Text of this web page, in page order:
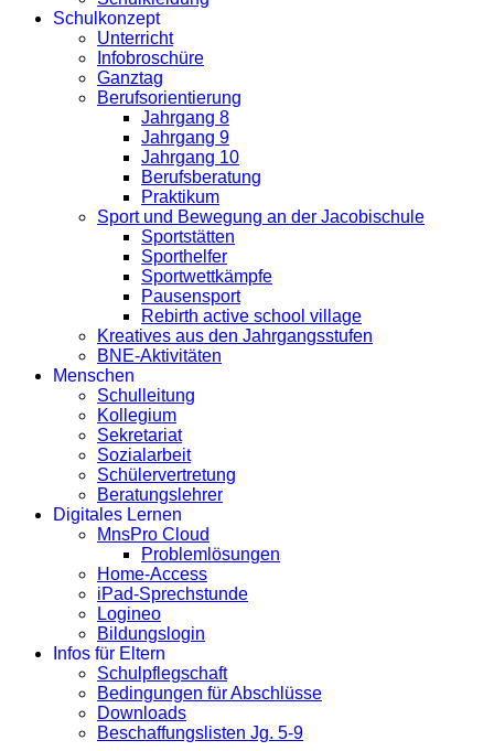
Schulkonzept
Unterricht
Infobroschüre
Ganztag
Berufsorientierung
Jahrgang 8
Jahrgang 9
Jahrgang 10
Berufsberatung
Praktikum
Sport und Bewegung an der Jacobischule
Sportstätten
Sporthelfer
Sportwettkämpfe
Pausensport
Rebirth active school village
Kreatives aus den Jahrgangsstufen
BNE-Aktivitäten
Menschen
Schulleitung
Kollegium
Sekretariat
Sozialarbeit
Schülervertretung
Beratungslehrer
Digitales Lernen
MnsPro Cloud
Problemlösungen
Home-Access
iPad-Sprechstunde
Logineo
Bildungslogin
Infos für Eltern
Schulpflegschaft
Bedingungen für Abschlüsse
Downloads
Beschaffungslisten Jg. 5-9